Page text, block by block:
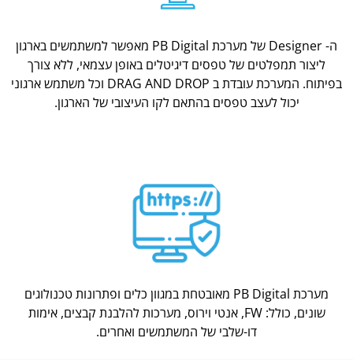
ה- Designer של מערכת PB Digital מאפשר למשתמשים בארגון
ליצור תמפלטים של טפסים דיגיטלים באופן עצמאי, ללא צורך
בפיתוח. המערכת עובדת ב DRAG AND DROP וכל משתמש ארגוני
יכול לעצב טפסים בהתאם לקו העיצובי של הארגון.
מערכת PB Digital מאובטחת במגוון כלים ופתרונות טכנולוגים
שונים, כולל: FW, אנטי וירוס, מערכות להלבנת קבצים, אימות
דו-שלבי של המשתמשים ואחרים.